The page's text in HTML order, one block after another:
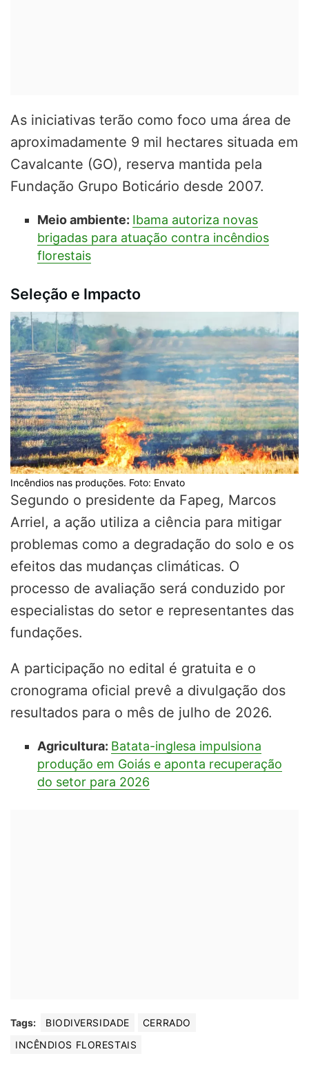
As iniciativas terão como foco uma área de
aproximadamente 9 mil hectares situada em
Cavalcante (GO), reserva mantida pela
Fundação Grupo Boticário desde 2007.
Meio ambiente: Ibama autoriza novas
brigadas para atuação contra incêndios
florestais
Seleção e Impacto
Incêndios nas produções. Foto: Envato
Segundo o presidente da Fapeg, Marcos
Arriel, a ação utiliza a ciência para mitigar
problemas como a degradação do solo e os
efeitos das mudanças climáticas. O
processo de avaliação será conduzido por
especialistas do setor e representantes das
fundações.
A participação no edital é gratuita e o
cronograma oficial prevê a divulgação dos
resultados para o mês de julho de 2026.
Agricultura: Batata-inglesa impulsiona
produção em Goiás e aponta recuperação
do setor para 2026
Tags: BIODIVERSIDADE
CERRADO
INCÊNDIOS FLORESTAIS